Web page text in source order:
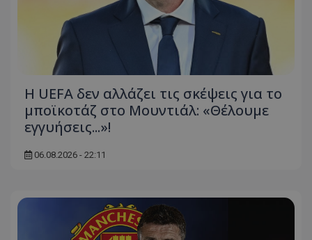
Η UEFA δεν αλλάζει τις σκέψεις για το
μποϊκοτάζ στο Μουντιάλ: «Θέλουμε
εγγυήσεις...»!
06.08.2026 - 22:11